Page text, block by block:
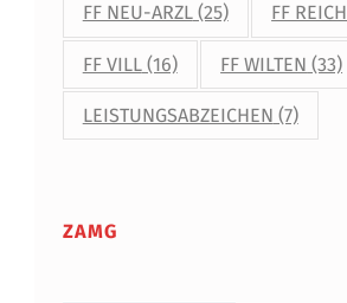
FF NEU-ARZL(25) FF
FF VILL(16) FF WILTEN (33)
LEISTUNGSABZEICHEN (7)
ZAMG